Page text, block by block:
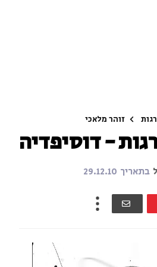
זוהר מלאכי
- דוסיפדיה
בתאריך 29.12.10